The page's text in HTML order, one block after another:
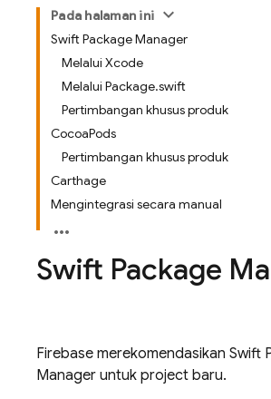
Pada halaman ini
Swift Package Manager
Melalui Xcode
Melalui Package.swift
Pertimbangan khusus produk
CocoaPods
Pertimbangan khusus produk
Carthage
Mengintegrasi secara manual
Swift Package
Firebase merekomendasikan Swift
Manager untuk project baru.